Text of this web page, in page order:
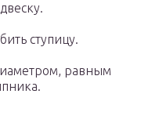
ступицу.
равным